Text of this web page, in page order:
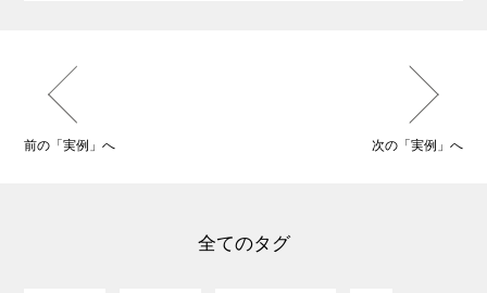
前の「実例」へ 次の「実例」へ
全てのタグ